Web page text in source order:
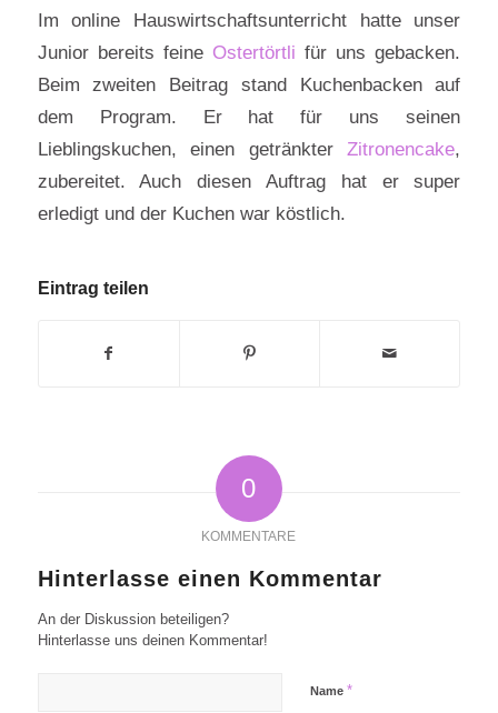
Im online Hauswirtschaftsunterricht hatte unser
Junior bereits feine Ostertörtlifür uns gebacken.
Beim zweiten Beitrag stand Kuchenbacken auf
dem Program. Er hat für uns seinen
Lieblingskuchen, einen getränkterZitronencake,
zubereitet. Auch diesen Auftrag hat er super
erledigt und der Kuchen war köstlich.
Eintrag teilen
0
KOMMENTARE
Hinterlasse einen Kommentar
An der Diskussion beteiligen?
Hinterlasse uns deinen Kommentar!
Name *